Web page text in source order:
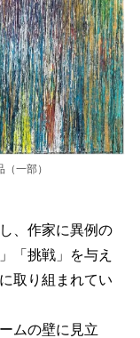
一部）
、作家に異例の
「挑戦」を与え
取り組まれてい
ムの壁に見立